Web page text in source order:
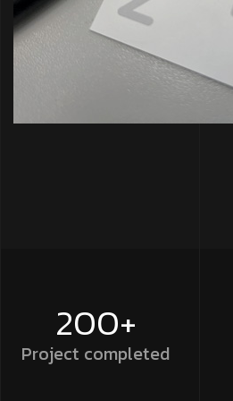
200+
Project completed